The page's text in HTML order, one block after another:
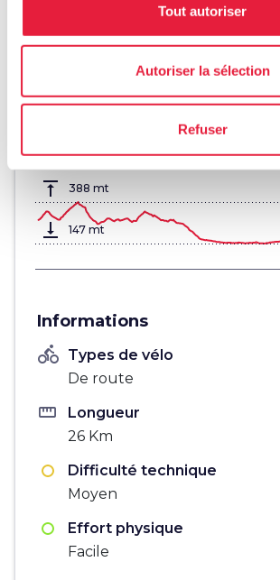
Tout autoriser
Autoriser la sélection
Refuser
fullscreen Esplora su mappa
vertical_align_top 388 mt
vertical_align_bottom 147 mt
Informations
directions_bike Types de vélo
De route
straighten
Longueur
26 Km
Difficulté technique
Moyen
Effort physique
Facile